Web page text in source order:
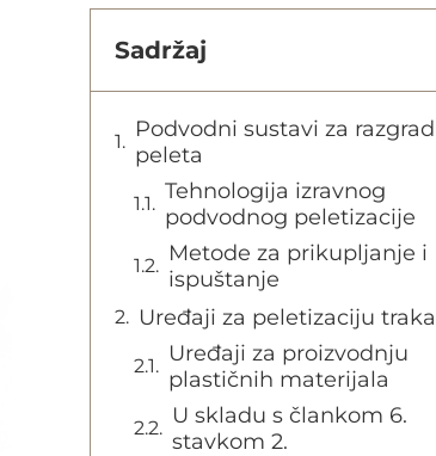
Sadržaj
Podvodni sustavi za
peleta
Tehnologija izravnog
podvodnog peletizacije
Metode za prikupljanje i
ispuštanje
Uređaji za peletizaciju traka
Uređaji za proizvodnju
plastičnih materijala
U skladu s člankom 6.
stavkom 2.